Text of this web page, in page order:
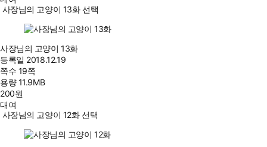
사장님의 고양이 13화 선택
사장님의 고양이 13화
등록일 2018.12.19
쪽수 19쪽
용량11.9MB
200원
대여
사장님의 고양이 12화 선택